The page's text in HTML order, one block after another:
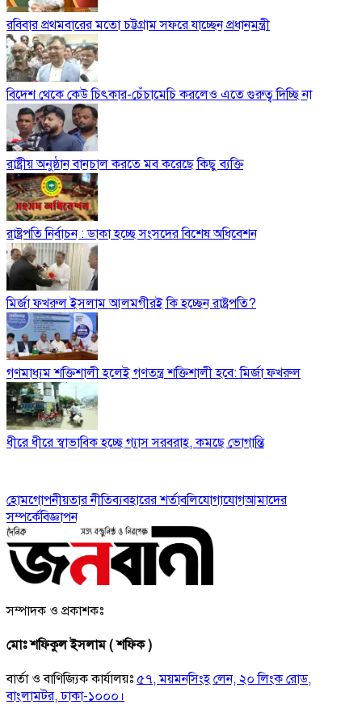
রবিবার প্রথমবারের মতো চট্টগ্রাম সফরে যাচ্ছেন প্রধানমন্ত্রী
বিদেশ থেকে কেউ চিৎকার-চেঁচামেচি করলেও এতে গুরুত্ব দিচ্ছি না
রাষ্ট্রীয় অনুষ্ঠান বানচাল করতে মব করেছে কিছু ব্যক্তি
রাষ্ট্রপতি নির্বাচন : ডাকা হচ্ছে সংসদের বিশেষ অধিবেশন
মির্জা ফখরুল ইসলাম আলমগীরই কি হচ্ছেন রাষ্ট্রপতি?
গণমাধ্যম শক্তিশালী হলেই গণতন্ত্র শক্তিশালী হবে: মির্জা ফখরুল
ধীরে ধীরে স্বাভাবিক হচ্ছে গ্যাস সরবরাহ, কমছে ভোগান্তি
হোমগোপনীয়তার নীতিব্যবহারের শর্তাবলিযোগাযোগআমাদের
সম্পর্কেবিজ্ঞাপন
সম্পাদক ও প্রকাশকঃ
মোঃ শফিকুল ইসলাম ( শফিক )
বার্তা ও বাণিজ্যিক কার্যালয়ঃ ৫৭, ময়মনসিংহ লেন, ২০ লিংক রোড,
বাংলামটর, ঢাকা-১০০০।